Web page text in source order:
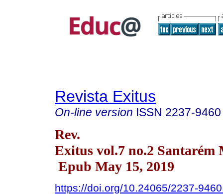
Revista Exitus
On-line version ISSN 2237-9460
Rev.
Exitus vol.7 no.2 Santarém
Epub May 15, 2019
https://doi.org/10.24065/2237-